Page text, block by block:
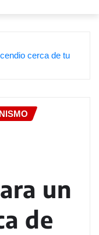
cerca de tu
un
de